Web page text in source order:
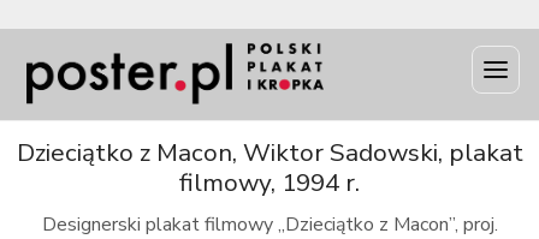
Dzieciątko z Macon, Wiktor Sadowski, plakat
filmowy, 1994 r.
Designerski plakat filmowy „Dzieciątko z Macon”, proj.